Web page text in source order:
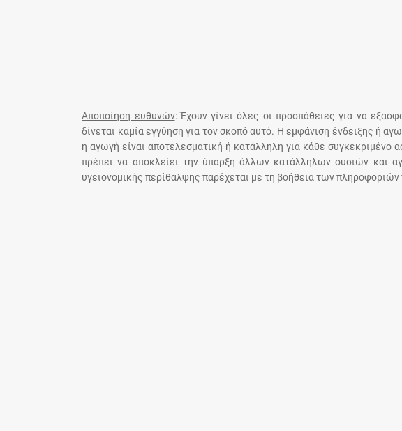
Αποποίηση ευθυνών: Έχουν γίνει όλες οι προσπάθειες για να
δίνεται καμία εγγύηση για τον σκοπό αυτό. Η εμφάνιση ένδειξης ή
η αγωγή είναι αποτελεσματική ή κατάλληλη για κάθε
πρέπει να αποκλείει την ύπαρξη άλλων κατάλληλων ουσιών και
υγειονομικής περίθαλψης παρέχεται με τη βοήθεια των πληροφοριών